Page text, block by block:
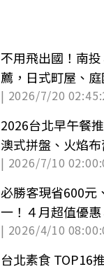
不用飛出國！南
薦，日式町屋、
屋
| 2026/7/20
2026台北早午餐
澳式拼盤、火焰
續到飽
| 2026/7/10
必勝客現省600元
一！４月超值優
店BUFFET（中獎
| 2026/4/10
台北素食 TOP16